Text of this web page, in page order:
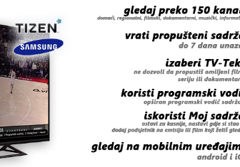
gradnja džamije u Diviču. I crkva Svetog